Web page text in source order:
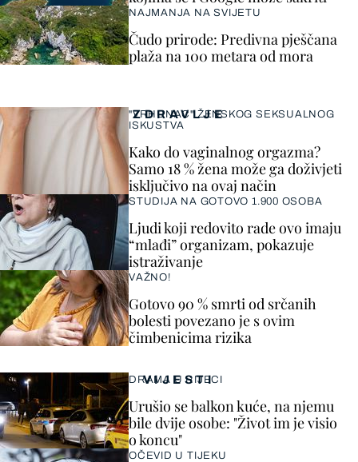
VIJESTI
DRAMA U RIJECI
Urušio se balkon kuće, na njemu
bile dvije osobe: "Život im je visio
o koncu"
OČEVID U TIJEKU
ZDRAVLJE
"VRHUNAC" ŽENSKOG SEKSUALNOG
ISKUSTVA
Kako do vaginalnog orgazma?
Samo 18 % žena može ga doživjeti
isključivo na ovaj način
STUDIJA NA GOTOVO 1.900 OSOBA
Ljudi koji redovito rade ovo imaju
“mlađi” organizam, pokazuje
istraživanje
VAŽNO!
Gotovo 90 % smrti od srčanih
bolesti povezano je s ovim
čimbenicima rizika
NAJMANJA NA SVIJETU
Čudo prirode: Predivna pješčana
plaža na 100 metara od mora